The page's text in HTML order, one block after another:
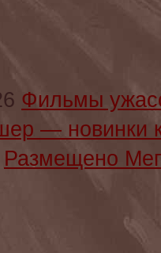
Фильмы
—
Размещено